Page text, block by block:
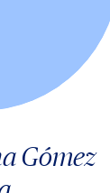
Gómez